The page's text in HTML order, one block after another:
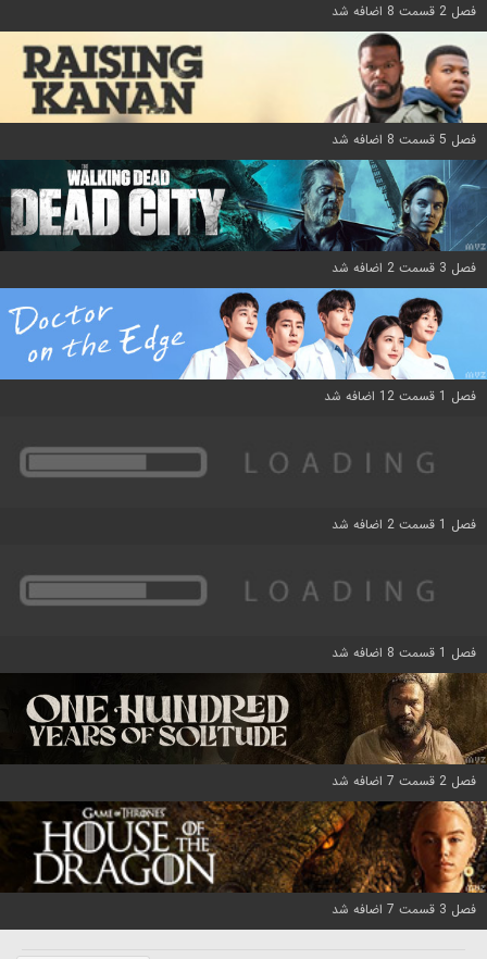
فصل 2 قسمت 8 اضافه شد
فصل 5 قسمت 8 اضافه شد
فصل 3 قسمت 2 اضافه شد
فصل 1 قسمت 12 اضافه شد
فصل 1 قسمت 2 اضافه شد
فصل 1 قسمت 8 اضافه شد
فصل 2 قسمت 7 اضافه شد
فصل 3 قسمت 7 اضافه شد